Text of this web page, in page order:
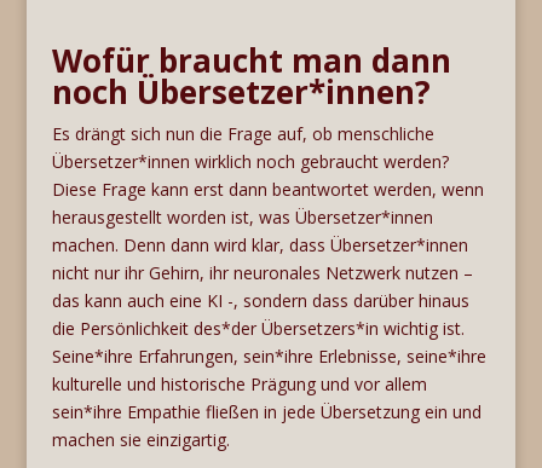
Wofür braucht man dann
noch Übersetzer*innen?
Es drängt sich nun die Frage auf, ob menschliche
Übersetzer*innen wirklich noch gebraucht werden?
Diese Frage kann erst dann beantwortet werden, wenn
herausgestellt worden ist, was Übersetzer*innen
machen. Denn dann wird klar, dass Übersetzer*innen
nicht nur ihr Gehirn, ihr neuronales Netzwerk nutzen –
das kann auch eine KI -, sondern dass darüber hinaus
die Persönlichkeit des*der Übersetzers*in wichtig ist.
Seine*ihre Erfahrungen, sein*ihre Erlebnisse, seine*ihre
kulturelle und historische Prägung und vor allem
sein*ihre Empathie fließen in jede Übersetzung ein und
machen sie einzigartig.